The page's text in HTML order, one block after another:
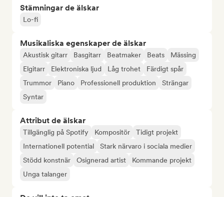
Stämningar de älskar
Lo-fi
Musikaliska egenskaper de älskar
Akustisk gitarr Basgitarr Beatmaker Beats
Mässing
Elgitarr
Elektroniska ljud Låg trohet
Färdigt spår
Trummor
Piano Professionell produktion
Strängar
Syntar
Attribut de älskar
Tillgänglig på Spotify Kompositör
Tidigt projekt
Internationell potential
Stark närvaro i sociala medier
Stödd konstnär
Osignerad artist
Kommande projekt
Unga talanger